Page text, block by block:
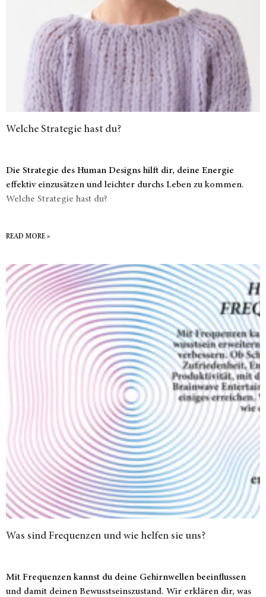
Welche Strategie hast du?
Die Strategie des Human Designs hilft dir, deine Energie
effektiv einzusätzen und leichter durchs Leben zu kommen.
Welche Strategie hast du?
READ MORE »
Was sind Frequenzen und wie helfen sie uns?
Mit Frequenzen kannst du deine Gehirnwellen beeinflussen
und damit deinen Bewusstseinszustand. Wir erklären dir, was